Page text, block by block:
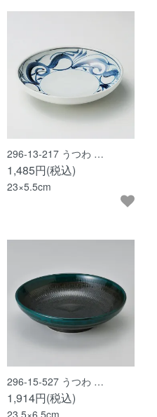
296-13-217 うつわ …
1,485円(税込)
23×5.5cm
296-15-527 うつわ …
1,914円(税込)